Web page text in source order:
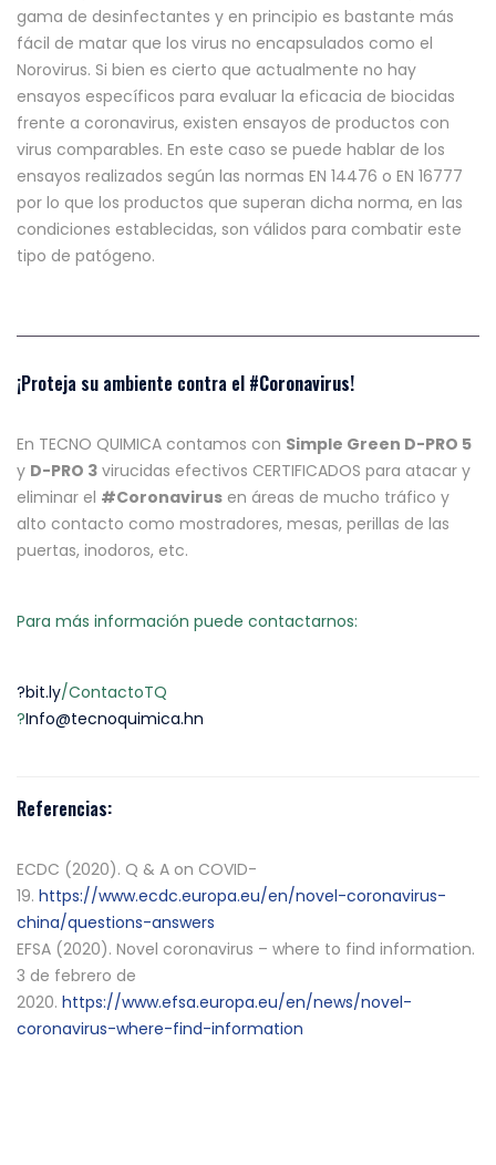
gama de desinfectantes y en principio es bastante más
fácil de matar que los virus no encapsulados como el
Norovirus. Si bien es cierto que actualmente no hay
ensayos específicos para evaluar la eficacia de biocidas
frente a coronavirus, existen ensayos de productos con
virus comparables. En este caso se puede hablar de los
ensayos realizados según las normas EN 14476 o EN 16777
por lo que los productos que superan dicha norma, en las
condiciones establecidas, son válidos para combatir este
tipo de patógeno.
¡Proteja su ambiente contra el #Coronavirus!
En TECNO QUIMICA contamos con Simple Green D-PRO 5
y D-PRO 3 virucidas efectivos CERTIFICADOS para atacar y
eliminar el #Coronavirus en áreas de mucho tráfico y
alto contacto como mostradores, mesas, perillas de las
puertas, inodoros, etc.
Para más información puede contactarnos:
?bit.ly/ContactoTQ
?Info@tecnoquimica.hn
Referencias:
ECDC (2020). Q & A on COVID-
19. https://www.ecdc.europa.eu/en/novel-coronavirus-
china/questions-answers
EFSA (2020). Novel coronavirus – where to find information.
3 de febrero de
2020. https://www.efsa.europa.eu/en/news/novel-
coronavirus-where-find-information